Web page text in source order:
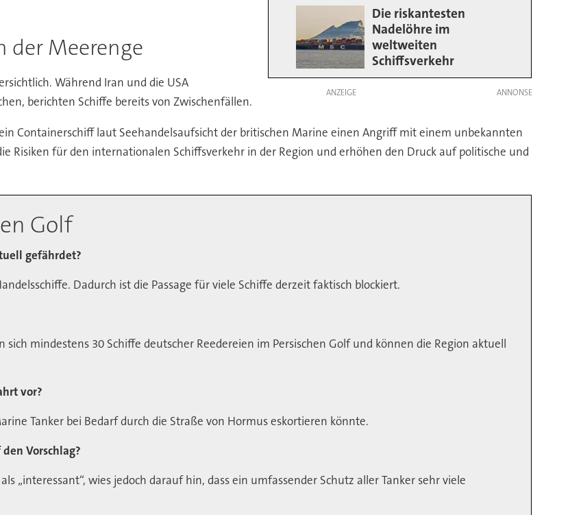
Die riskantesten
Nadelöhre im
weltweiten
Schiffsverkehr
ANZEIGE
der Meerenge
Während Iran und die USA
berichten Schiffe bereits von Zwischenfällen.
Containerschiff laut Seehandelsaufsicht der britischen Marine einen Angriff mit einem unbekannten
Risiken für den internationalen Schiffsverkehr in der Region und erhöhen den Druck auf politische und
Golf
gefährdet?
Dadurch ist die Passage für viele Schiffe derzeit faktisch blockiert.
sich mindestens 30 Schiffe deutscher Reedereien im Persischen Golf und können die Region aktuell
vor?
Tanker bei Bedarf durch die Straße von Hormus eskortieren könnte.
Vorschlag?
„interessant“, wies jedoch darauf hin, dass ein umfassender Schutz aller Tanker sehr viele